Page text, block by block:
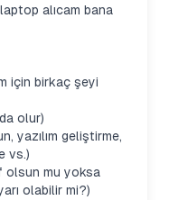
alıcam bana
için birkaç şeyi
olur)
yazılım geliştirme,
vs.)
olsun mu yoksa
olabilir mi?)